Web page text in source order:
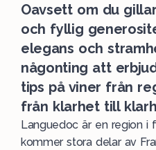
Oavsett om du
och fyllig
elegans och
någonting att
tips på viner från
från klarhet till
Languedoc är en region i
kommer stora delar av